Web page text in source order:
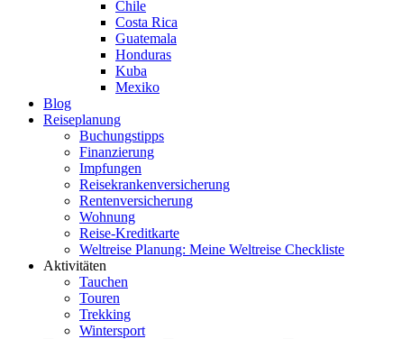
Chile
Costa Rica
Guatemala
Honduras
Kuba
Mexiko
Blog
Reiseplanung
Buchungstipps
Finanzierung
Impfungen
Reisekrankenversicherung
Rentenversicherung
Wohnung
Reise-Kreditkarte
Weltreise Planung: Meine Weltreise Checkliste
Aktivitäten
Tauchen
Touren
Trekking
Wintersport